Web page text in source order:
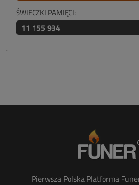
ŚWIECZKI PAMIĘCI:
11 155 934
Pierwsza Polska Platforma